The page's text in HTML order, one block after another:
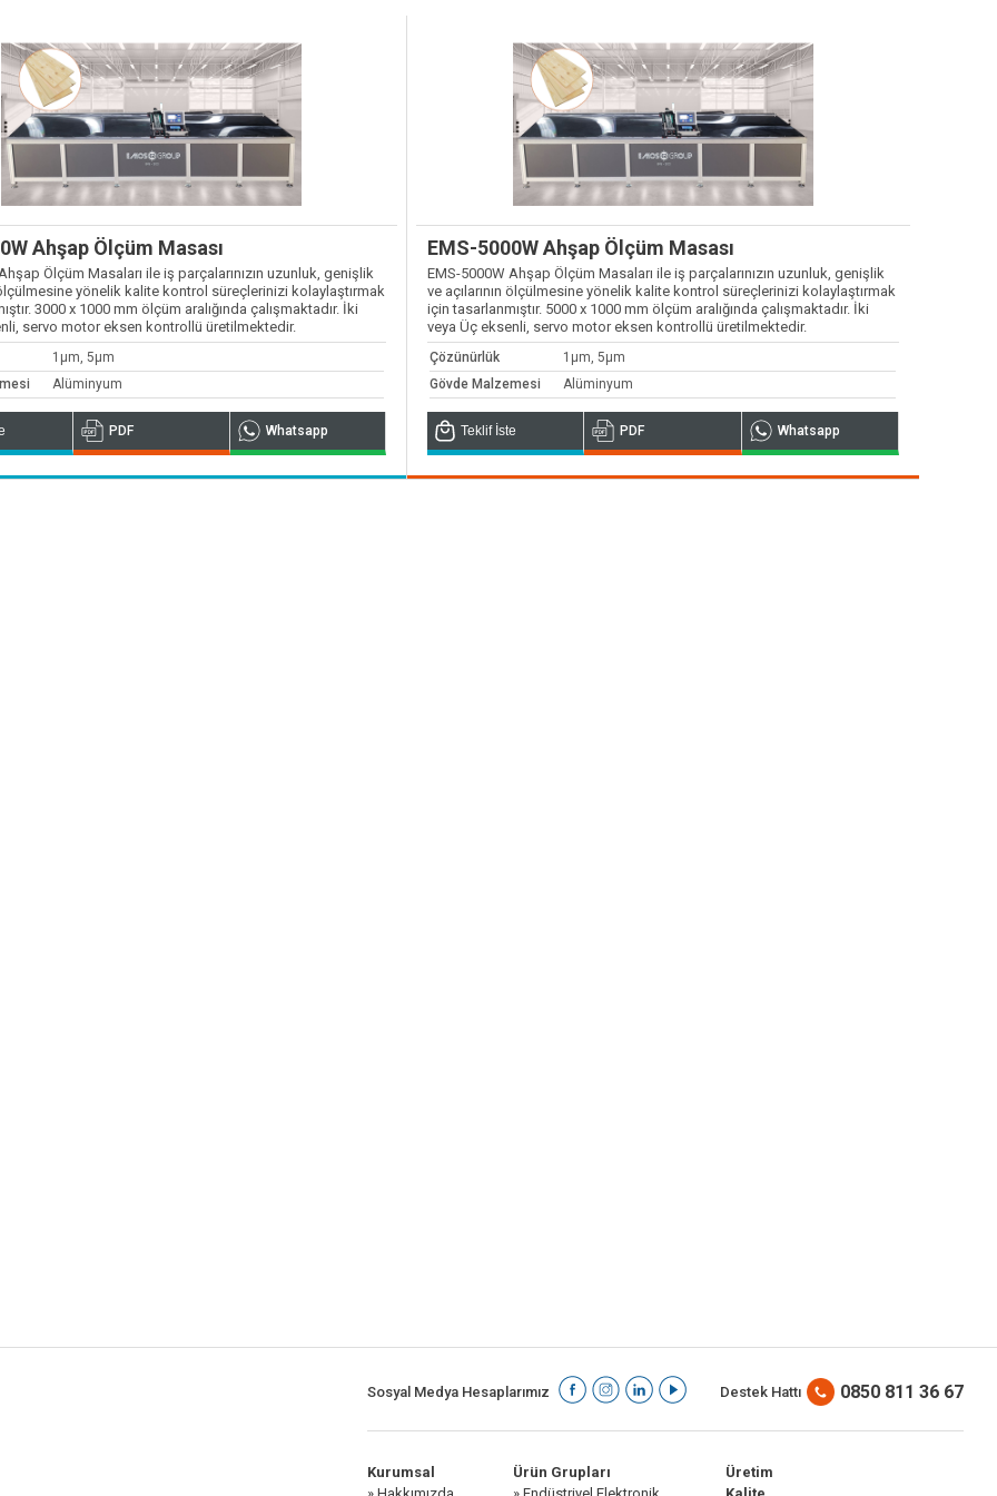
ve Kontrol
Ahşap Ölçüm Masası
Ölçüm Masaları ile iş parçalarınızın uzunluk, genişlik
ölçülmesine yönelik kalite kontrol süreçlerinizi kolaylaştırmak
3000 x 1000 mm ölçüm aralığında çalışmaktadır. İki
servo motor eksen kontrollü üretilmektedir.
1µm, 5µm
Alüminyum
PDF Whatsapp
EMS-5000W Ahşap Ölçüm Masası
EMS-5000W Ahşap Ölçüm Masaları ile iş parçalarınızın uzunluk, genişlik
ve açılarının ölçülmesine yönelik kalite kontrol süreçlerinizi kolaylaştırmak
için tasarlanmıştır. 5000 x 1000 mm ölçüm aralığında çalışmaktadır. İki
veya Üç eksenli, servo motor eksen kontrollü üretilmektedir.
Çözünürlük
1µm, 5µm
Gövde Malzemesi
Alüminyum
Teklif İste PDF Whatsapp
Sosyal Medya Hesaplarımız Destek Hattı 0850 811 36 67
Kurumsal
Ürün Grupları
Üretim